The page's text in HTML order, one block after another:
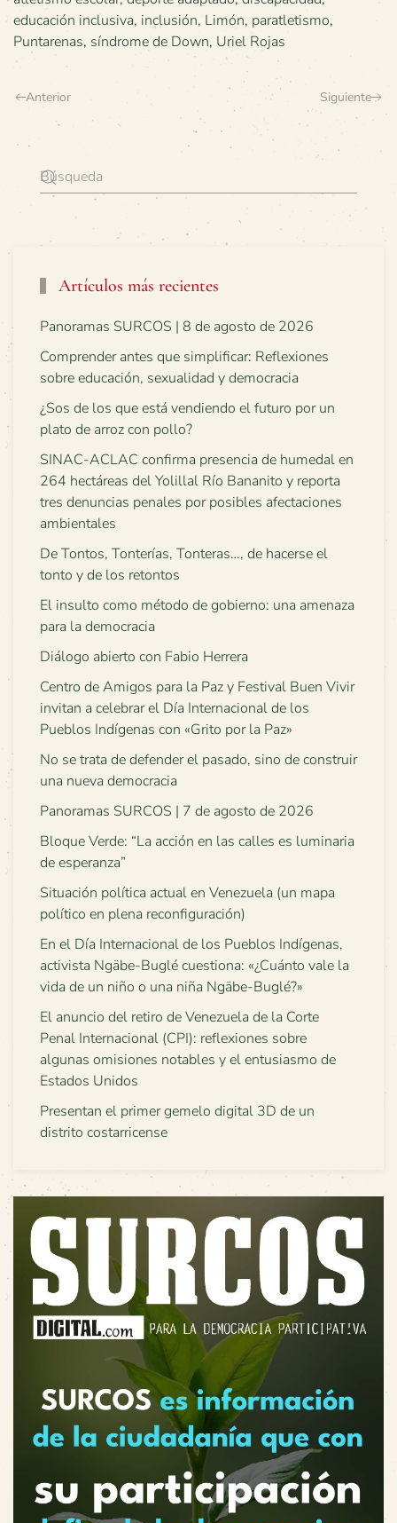
educación inclusiva, inclusión, Limón, paratletismo,
Puntarenas, síndrome de Down, Uriel Rojas
Anterior Siguiente
Artículos más recientes
Panoramas SURCOS | 8 de agosto de 2026
Comprender antes que simplificar: Reflexiones
sobre educación, sexualidad y democracia
¿Sos de los que está vendiendo el futuro por un
plato de arroz con pollo?
SINAC-ACLAC confirma presencia de humedal en
264 hectáreas del Yolillal Río Bananito y reporta
tres denuncias penales por posibles afectaciones
ambientales
De Tontos, Tonterías, Tonteras…, de hacerse el
tonto y de los retontos
El insulto como método de gobierno: una amenaza
para la democracia
Diálogo abierto con Fabio Herrera
Centro de Amigos para la Paz y Festival Buen Vivir
invitan a celebrar el Día Internacional de los
Pueblos Indígenas con «Grito por la Paz»
No se trata de defender el pasado, sino de construir
una nueva democracia
Panoramas SURCOS | 7 de agosto de 2026
Bloque Verde: “La acción en las calles es luminaria
de esperanza”
Situación política actual en Venezuela (un mapa
político en plena reconfiguración)
En el Día Internacional de los Pueblos Indígenas,
activista Ngäbe-Buglé cuestiona: «¿Cuánto vale la
vida de un niño o una niña Ngäbe-Buglé?»
El anuncio del retiro de Venezuela de la Corte
Penal Internacional (CPI): reflexiones sobre
algunas omisiones notables y el entusiasmo de
Estados Unidos
Presentan el primer gemelo digital 3D de un
distrito costarricense